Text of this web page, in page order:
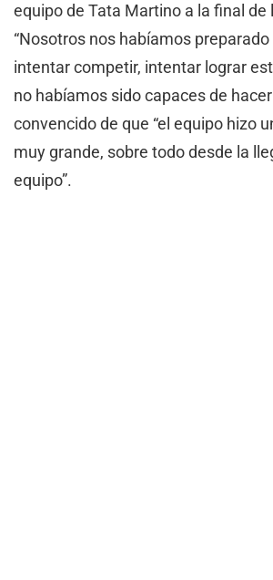
equipo de Tata Martino a la final de
“Nosotros nos habíamos
intentar competir, intentar lograr
no habíamos sido capaces de
convencido de que “el equipo hizo
muy grande, sobre todo desde la
equipo”.